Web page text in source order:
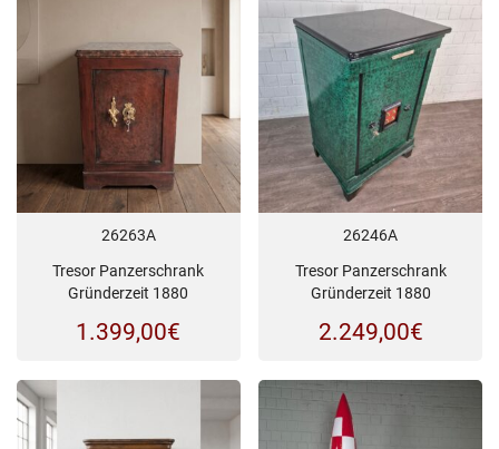
26263A
Tresor Panzerschrank
Gründerzeit 1880
1.399,00€
26246A
Tresor Panzerschrank
Gründerzeit 1880
2.249,00€